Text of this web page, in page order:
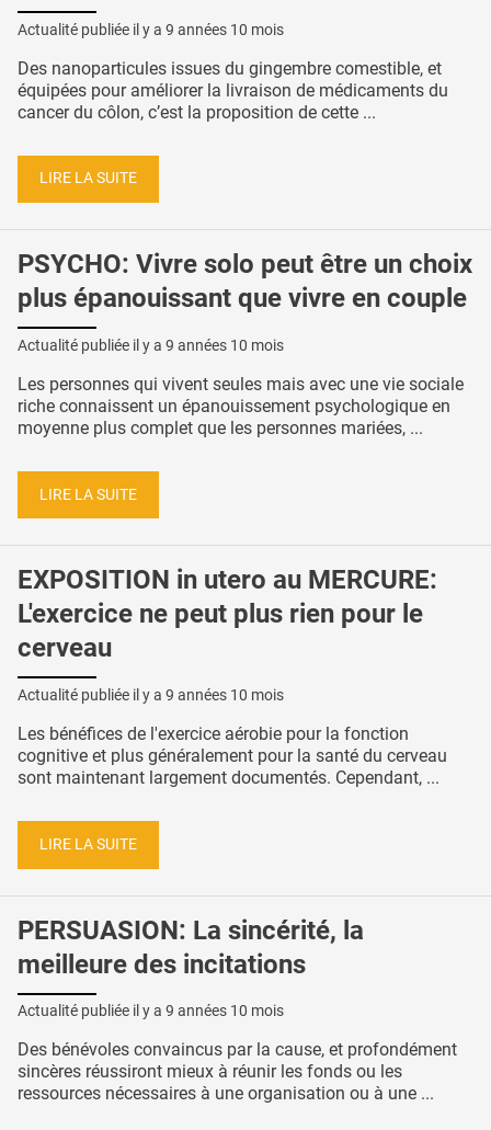
Actualité publiée il y a 9 années 10 mois
Des nanoparticules issues du gingembre comestible, et
équipées pour améliorer la livraison de médicaments du
cancer du côlon, c’est la proposition de cette ...
LIRE LA SUITE
PSYCHO: Vivre solo peut être un choix
plus épanouissant que vivre en couple
Actualité publiée il y a 9 années 10 mois
Les personnes qui vivent seules mais avec une vie sociale
riche connaissent un épanouissement psychologique en
moyenne plus complet que les personnes mariées, ...
LIRE LA SUITE
EXPOSITION in utero au MERCURE:
L'exercice ne peut plus rien pour le
cerveau
Actualité publiée il y a 9 années 10 mois
Les bénéfices de l'exercice aérobie pour la fonction
cognitive et plus généralement pour la santé du cerveau
sont maintenant largement documentés. Cependant, ...
LIRE LA SUITE
PERSUASION: La sincérité, la
meilleure des incitations
Actualité publiée il y a 9 années 10 mois
Des bénévoles convaincus par la cause, et profondément
sincères réussiront mieux à réunir les fonds ou les
ressources nécessaires à une organisation ou à une ...